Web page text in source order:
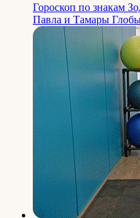
Гороскоп по знакам
Павла и Тамары